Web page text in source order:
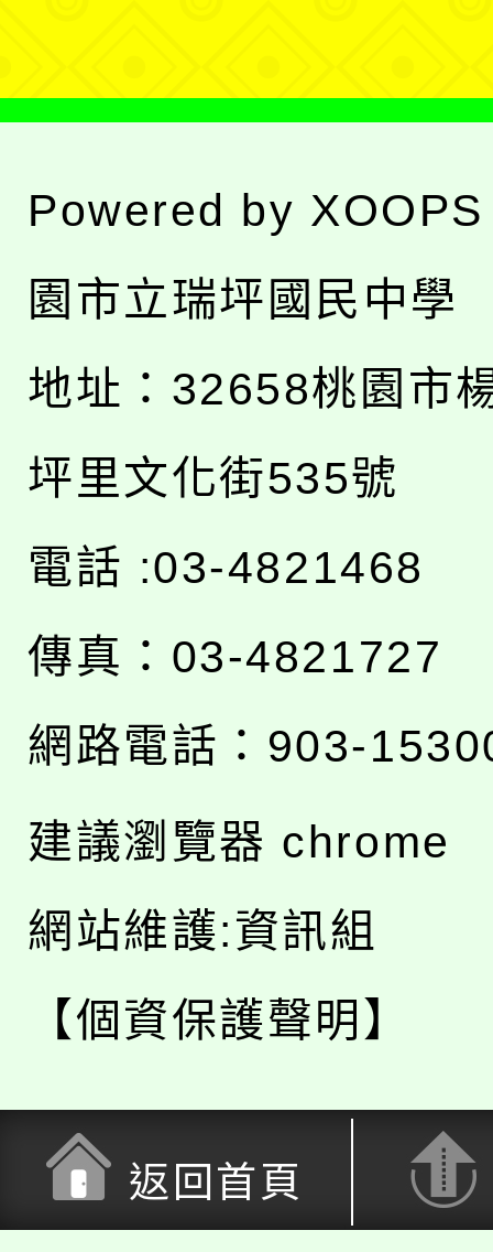
Powered by XOOPS
園市立瑞坪國民中學
地址： 32658桃園市
坪里文化街535號
電話 :03-4821468
傳真：03-4821727
網路電話：903-
建議瀏覽器 chrome
網站維護:資訊組
【個資保護聲明】
返回首頁